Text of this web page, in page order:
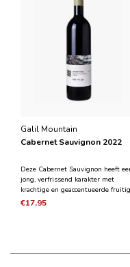
Galil Mountain
Cabernet Sauvignon 2022
Deze Cabernet Sauvignon heeft
jong, verfrissend karakter met
krachtige en geaccentueerde
aroma's. De wijn onderging
€17,95